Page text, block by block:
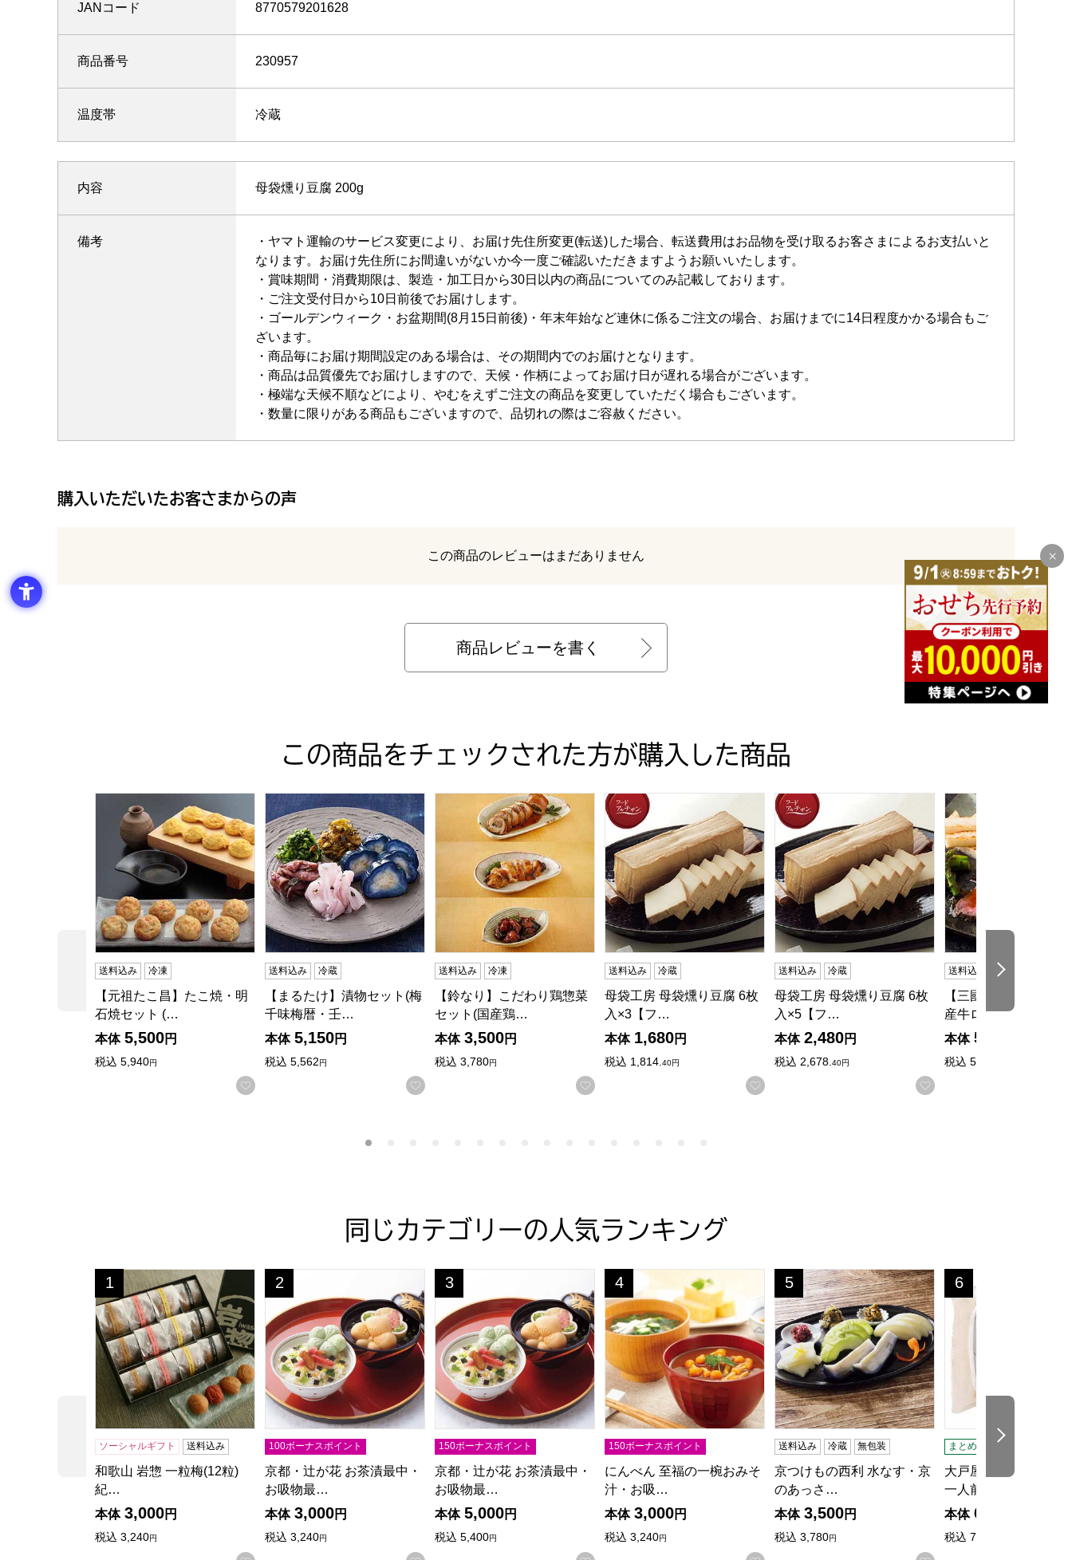
JANコード 8770579201628
商品番号 230957
温度帯 冷蔵
内容 母袋燻り豆腐 200g
備考
・ヤマト運輸のサービス変更により、お届け先住所変更(転送)した場合、転送費用はお品物を受け取るお客さまによるお支払いと
なります。お届け先住所にお間違いがないか今一度ご確認いただきますようお願いいたします。
・賞味期間・消費期限は、製造・加工日から30日以内の商品についてのみ記載しております。
・ご注文受付日から10日前後でお届けします。
・ゴールデンウィーク・お盆期間(8月15日前後)・年末年始など連休に係るご注文の場合、お届けまでに14日程度かかる場合もご
ざいます。
・商品毎にお届け期間設定のある場合は、その期間内でのお届けとなります。
・商品は品質優先でお届けしますので、天候・作柄によってお届け日が遅れる場合がございます。
・極端な天候不順などにより、やむをえずご注文の商品を変更していただく場合もございます。
・数量に限りがある商品もございますので、品切れの際はご容赦ください。
購入いただいたお客さまからの声
レビュー
この商品のレビューはまだありません
商品レビューを書く
この商品をチェックされた方が購入した商品
前の商品
【元祖たこ昌】たこ焼・明石焼セット (L3653)【サクワ】【直送】
送料込み 冷凍
【元祖たこ昌】たこ焼・明
石焼セット (…
本体 5,500円
税込 5,940円
お気に入りに登録する
【まるたけ】漬物セット(梅千味梅暦・壬生菜浅漬け・本しば・きざみすぐき・京茄子浅漬け)(L4657)【サクワ】【直送】
送料込み 冷蔵
【まるたけ】漬物セット(梅
千味梅暦・壬…
本体 5,150円
税込 5,562円
お気に入りに登録する
【鈴なり】こだわり鶏惣菜セット(国産鶏の八幡巻・鈴なり国産鶏の西京焼・鈴なり国産鶏の佃煮)(L5165)【サ
送料込み 冷凍
【鈴なり】こだわり鶏惣菜
セット(国産鶏…
本体 3,500円
税込 3,780円
お気に入りに登録する
母袋工房 母袋燻り豆腐 6枚入×3【フードアルチザン】
送料込み 冷蔵
母袋工房 母袋燻り豆腐 6枚
入×3【フ…
本体 1,680円
税込 1,814.40円
お気に入りに登録する
母袋工房 母袋燻り豆腐 6枚入×5【フードアルチザン
送料込み 冷蔵
母袋工房 母袋燻り豆腐 6枚
入×5【フ…
本体 2,480円
税込 2,678.40円
お気に入りに登録する
【三國清三推奨品】
送料込み 冷凍
【三國清三推奨品】
産牛ロースト…
本体 5,000
税込 5,400
次の商品
同じカテゴリーの人気ランキング
和歌山 岩惣 一粒梅(12粒) 紀州南高梅A級特選梅使用 12粒【NN】
1
位
ソーシャルギフト 送料込み
和歌山 岩惣 一粒梅(12粒)
紀…
本体 3,000円
税込 3,240円
京都・辻が花 お茶漬最中・お吸物最中詰合せ【夏の贈りもの・お中元】[YT-30]
2
位
100ボーナスポイント
京都・辻が花 お茶漬最中・
お吸物最…
本体 3,000円
税込 3,240円
京都・辻が花 お茶漬最中・お吸物最中詰合せ【夏の贈りもの・お中元】[YT-50]
3
位
150ボーナスポイント
京都・辻が花 お茶漬最中・
お吸物最…
本体 5,000円
税込 5,400円
にんべん 至福の一椀おみそ汁・お吸い物詰合せ【夏の贈りもの・お中元】
4
位
150ボーナスポイント
にんべん 至福の一椀おみそ
汁・お吸…
本体 3,000円
税込 3,240円
京つけもの西利 水なす・京のあっさり漬詰合せ【
5
位
送料込み 冷蔵 無包装
京つけもの西利 水なす・京
のあっさ…
本体 3,500円
税込 3,780円
大戸屋 鶏と野菜の黒
6
位
まとめ配送：＠FROZEN
大戸屋 鶏と野菜の黒
一人前…
本体 698
税込 753.
次の商品